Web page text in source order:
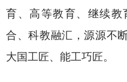
育、高等教育、继续
合、科教融汇，源源不
大国工匠、能工巧匠。